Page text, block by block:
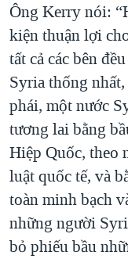
Ông Kerry nói:
kiện thuận lợi
tất cả các bên
Syria thống
phái, một nước
tương lai bằng
Hiệp Quốc, theo
luật quốc tế, và
toàn minh bạch
những người
bỏ phiếu bầu